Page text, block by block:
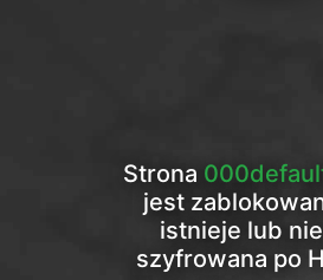
Strona
jest
istnieje lub
szyfrowana po